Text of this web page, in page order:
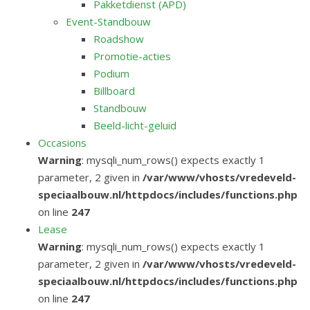
Pakketdienst (APD)
Event-Standbouw
Roadshow
Promotie-acties
Podium
Billboard
Standbouw
Beeld-licht-geluid
Occasions
Warning: mysqli_num_rows() expects exactly 1
parameter, 2 given in /var/www/vhosts/vredeveld-
speciaalbouw.nl/httpdocs/includes/functions.php
on line 247
Lease
Warning: mysqli_num_rows() expects exactly 1
parameter, 2 given in /var/www/vhosts/vredeveld-
speciaalbouw.nl/httpdocs/includes/functions.php
on line 247